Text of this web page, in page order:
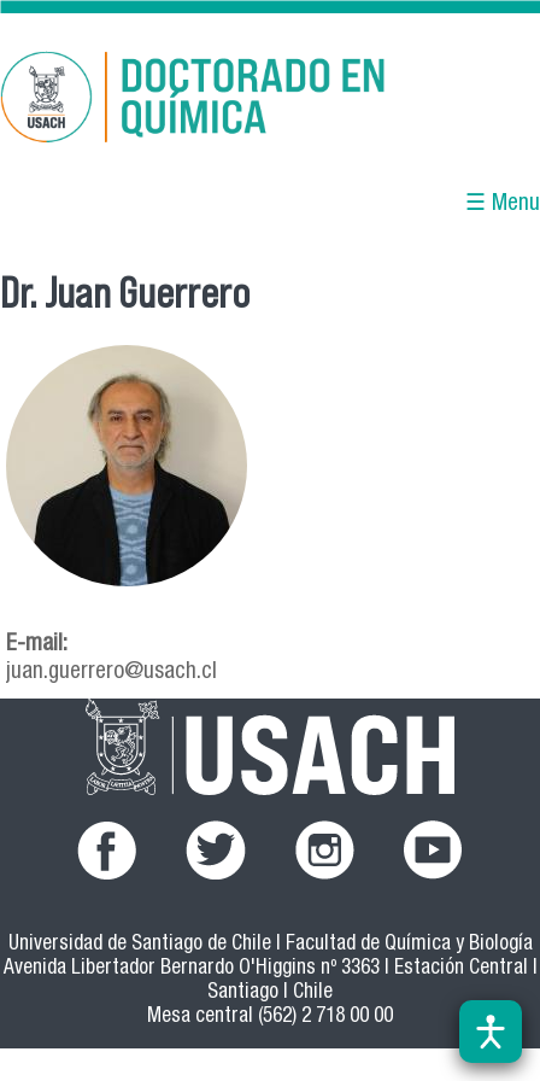
Skip to main content
☰ Menu
Dr. Juan Guerrero
E-mail:
juan.guerrero@usach.cl
Universidad de Santiago de Chile | Facultad de Química y Biología
Avenida Libertador Bernardo O'Higgins nº 3363 | Estación Central |
Santiago | Chile
Mesa central (562) 2 718 00 00